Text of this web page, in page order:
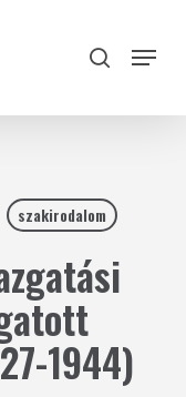
search
Menu
szakirodalom
1944)
Close